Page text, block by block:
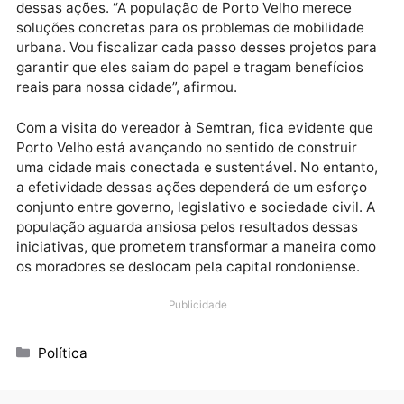
bicicletários em pontos estratégicos, incentivando o
uso da bicicleta como meio de transporte.
Educação no Trânsito: Outro ponto abordado foi a
necessidade de campanhas educativas para
conscientizar motoristas, ciclistas e pedestres sobre
suas responsabilidades no trânsito. Para isso, a
Semtran pretende lançar uma série de ações
para escolas e comunidades.
Ao final do encontro, o vereador Zé Paroca reiterou
seu compromisso em acompanhar de perto a
dessas ações. “A população de Porto Velho merece
soluções concretas para os problemas de mobilidade
garantir que eles saiam do papel e tragam benefícios